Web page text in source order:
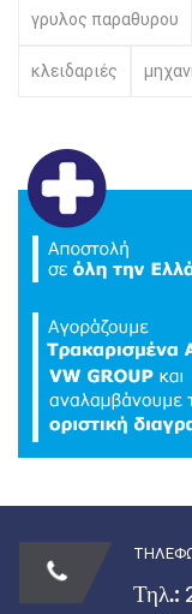
γρυλος παραθυρου
κλειδαριές
Τηλ.: